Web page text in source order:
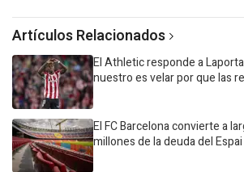
Artículos Relacionados
El Athletic responde a
nuestro es velar por que las
El FC Barcelona convierte a
millones de la deuda del